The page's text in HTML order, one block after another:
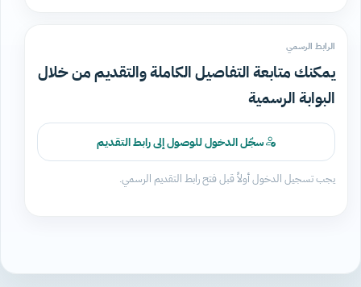
الرابط الرسمي
يمكنك متابعة التفاصيل الكاملة والتقديم من خلال
البوابة الرسمية
سجّل الدخول للوصول إلى رابط التقديم
يجب تسجيل الدخول أولاً قبل فتح رابط التقديم الرسمي.